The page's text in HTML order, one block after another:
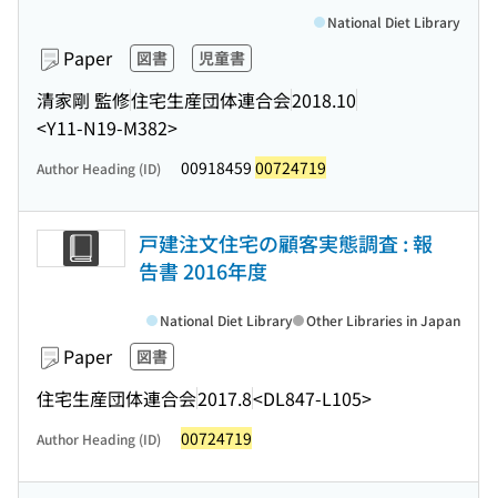
Paper 図書 児童書
清家剛 監修住宅生産団体連合会2018.10
<Y11-N19-M382>
National Diet Library
Author Heading (ID) 00918459 00724719
戸建注文住宅の顧客実態調査 : 報
告書 2016年度
Paper 図書
住宅生産団体連合会2017.8<DL847-L105>
National Diet Library Other Libraries in Japan
Author Heading (ID) 00724719